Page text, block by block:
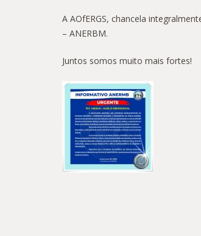
A AOfERGS, chancela
– ANERBM.
Juntos somos muito mais fortes!